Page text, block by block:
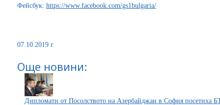
Фейсбук: https://www.facebook.com/gs1bulgaria/
07.10.2019 г.
Още новини:
Дипломати от Посолството на Азербайджан в София посетиха